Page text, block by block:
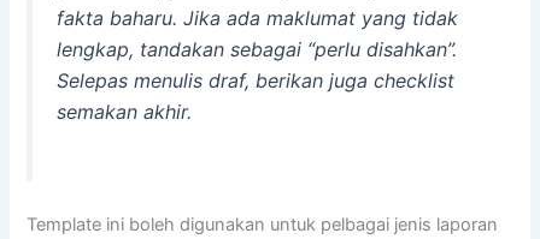
fakta baharu. Jika ada maklumat yang tidak
lengkap, tandakan sebagai “perlu disahkan”.
Selepas menulis draf, berikan juga checklist
semakan akhir.
Template ini boleh digunakan untuk pelbagai jenis laporan